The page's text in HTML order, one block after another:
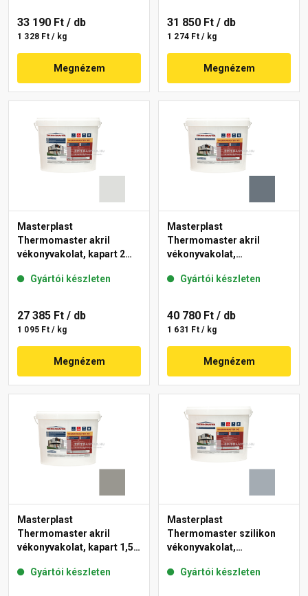
33 190 Ft / db
1 328 Ft / kg
Megnézem
31 850 Ft / db
1 274 Ft / kg
Megnézem
Masterplast
Thermomaster akril
vékonyvakolat, kapart 2
Gyártói készleten
27 385 Ft / db
1 095 Ft / kg
Megnézem
Masterplast
Thermomaster akril
vékonyvakolat,
50-C 25 kg
Gyártói készleten
40 780 Ft / db
1 631 Ft / kg
Megnézem
Masterplast
Thermomaster akril
vékonyvakolat, kapart 1,5
Gyártói készleten
Masterplast
Thermomaster szilikon
vékonyvakolat,
50-E 25 kg
Gyártói készleten